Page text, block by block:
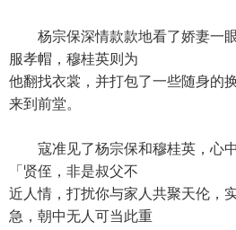
杨宗保深情款款地看了娇妻一眼
服孝帽，穆桂英则为
他翻找衣裳，并打包了一些随身的
来到前堂。
寇准见了杨宗保和穆桂英，心中
「贤侄，非是叔父不
近人情，打扰你与家人共聚天伦，
急，朝中无人可当此重